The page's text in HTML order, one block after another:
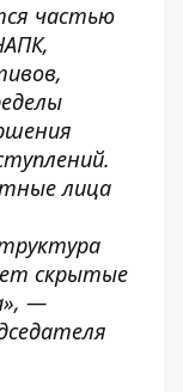
частью
лица
скрытые
—